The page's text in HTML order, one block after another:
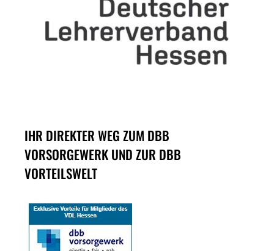
IHR DIREKTER WEG ZUM DBB
VORSORGEWERK UND ZUR DBB
VORTEILSWELT